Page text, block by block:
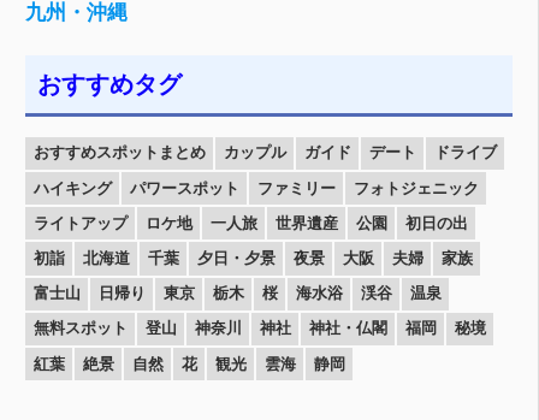
九州・沖縄
おすすめタグ
おすすめスポットまとめ カップル ガイド デート
ドライブ
ハイキング
パワースポット ファミリー
フォトジェニック
ライトアップ
ロケ地 一人旅 世界遺産 公園
初日の出
初詣
北海道 千葉 夕日・夕景 夜景 大阪 夫婦
家族
富士山
日帰り 東京 栃木 桜 海水浴 渓谷
温泉
無料スポット
登山 神奈川 神社 神社・仏閣 福岡
秘境
紅葉
絶景 自然 花 観光 雲海 静岡